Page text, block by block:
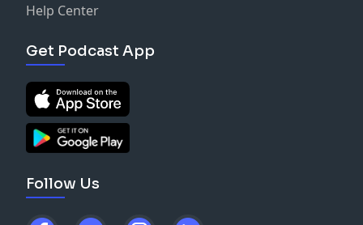
Help Center
Get Podcast App
Follow Us